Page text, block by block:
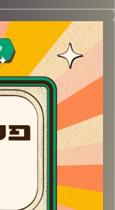
צח שמעון מארח את
המנחה הוותיק של
על איך הגיע
באולפן ערוץ
שנקרא ערוץ הילדים?
בנוסף, קובי מספר
להמשיך וליצור
הגיב לשיר "חולה